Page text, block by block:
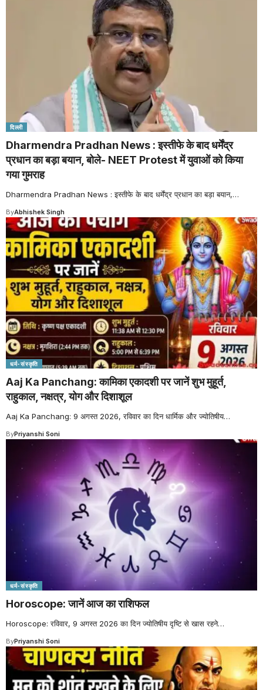
दिल्ली
Dharmendra Pradhan News : इस्तीफे के बाद धर्मेंद्र
प्रधान का बड़ा बयान, बोले- NEET Protest में युवाओं को किया
गया गुमराह
Dharmendra Pradhan News : इस्तीफे के बाद धर्मेंद्र प्रधान का बड़ा बयान,…
ByAbhishek Singh
धर्म-संस्कृति
Aaj Ka Panchang: कामिका एकादशी पर जानें शुभ मुहूर्त,
राहुकाल, नक्षत्र, योग और दिशाशूल
Aaj Ka Panchang: 9 अगस्त 2026, रविवार का दिन धार्मिक और ज्योतिषीय…
ByPriyanshi Soni
धर्म-संस्कृति
Horoscope: जानें आज का राशिफल
Horoscope: रविवार, 9 अगस्त 2026 का दिन ज्योतिषीय दृष्टि से खास रहने…
ByPriyanshi Soni